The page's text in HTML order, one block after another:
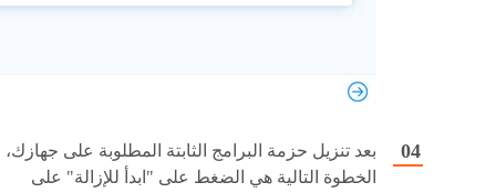
بعد تنزيل حزمة البرامج الثابتة المطلوبة على جهازك،
الخطوة التالية هي الضغط على "ابدأ للإزالة" على